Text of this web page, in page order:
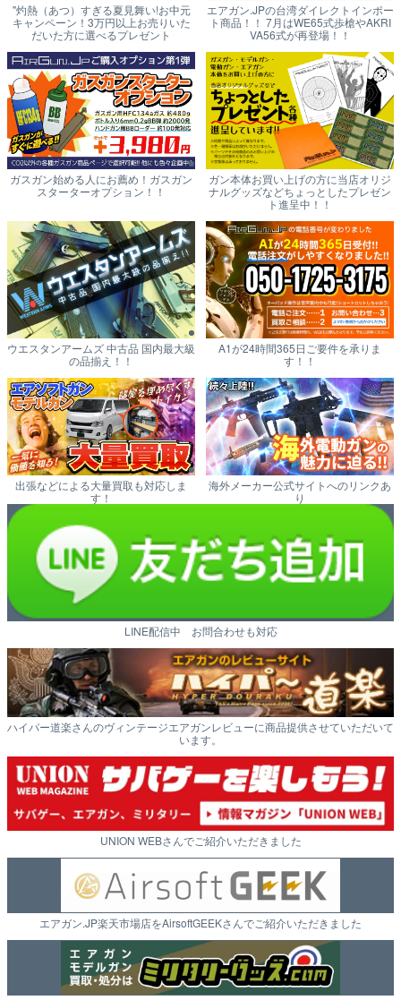
"灼熱（あつ）すぎる夏見舞い!お中元
キャンペーン！3万円以上お売りいた
だいた方に選べるプレゼント
エアガン.JPの台湾ダイレクトインポー
ト商品！！ 7月はWE65式歩槍やAKRI
VA56式が再登場！！
ガスガン始める人にお薦め！ガスガン
スターターオプション！！
ガン本体お買い上げの方に当店オリジ
ナルグッズなどちょっとしたプレゼン
ト進呈中！！
ウエスタンアームズ 中古品 国内最大級
の品揃え！！
A1が24時間365日ご要件を承りま
す！！
出張などによる大量買取も対応しま
す！
海外メーカー公式サイトへのリンクあ
り
LINE配信中 お問合わせも対応
ハイパー道楽さんのヴィンテージエアガンレビューに商品提供させていただいて
います。
UNION WEBさんでご紹介いただきました
エアガン.JP楽天市場店をAirsoftGEEKさんでご紹介いただきました